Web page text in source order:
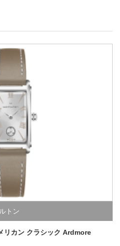
トン
リカン クラシック Ardmore